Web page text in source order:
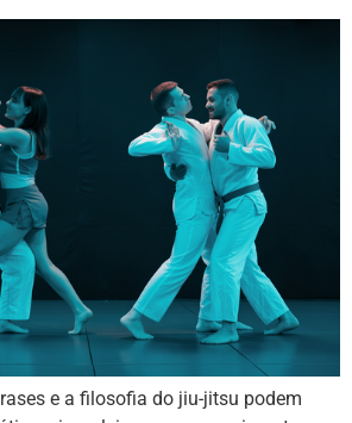
e a filosofia do jiu-jitsu podem